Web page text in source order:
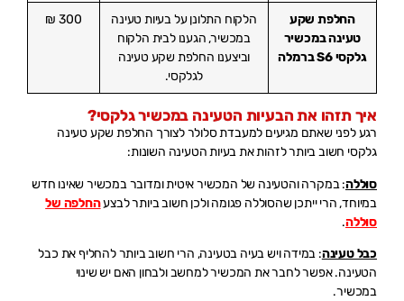
החלפת שקע
טעינה במכשיר
גלקסי S6 ברמלה
הלקוח התלונן על בעיות טעינה
במכשיר, הגענו לבית הלקוח
וביצענו החלפת שקע טעינה
לגלקסי.
300 ₪
איך תזהו את הבעיות הטעינה במכשיר גלקסי?
רגע לפני שאתם מגיעים למעבדת סלולר לצורך החלפת שקע טעינה
גלקסי חשוב ביותר לזהות את בעיות הטעינה השונות:
סוללה: במקרה והטעינה של המכשיר איטית ומדובר במכשיר שאינו חדש
במיוחד, הרי ייתכן שהסוללה פגומה ולכן חשוב ביותר לבצעהחלפה של
סוללה.
כבל טעינה: במידה ויש בעיה בטעינה, הרי חשוב ביותר להחליף את כבל
הטעינה. אפשר לחבר את המכשיר למחשב ולבחון האם יש שינוי
במכשיר.